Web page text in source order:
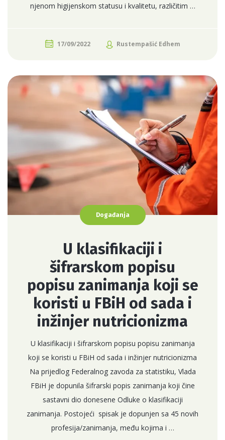
njenom higijenskom statusu i kvalitetu, različitim …
17/09/2022 Rustempašić Edhem
Događanja
U klasifikaciji i
šifrarskom popisu
popisu zanimanja koji se
koristi u FBiH od sada i
inžinjer nutricionizma
U klasifikaciji i šifrarskom popisu popisu zanimanja
koji se koristi u FBiH od sada i inžinjer nutricionizma
Na prijedlog Federalnog zavoda za statistiku, Vlada
FBiH je dopunila šifrarski popis zanimanja koji čine
sastavni dio donesene Odluke o klasifikaciji
zanimanja. Postojeći spisak je dopunjen sa 45 novih
profesija/zanimanja, među kojima i …